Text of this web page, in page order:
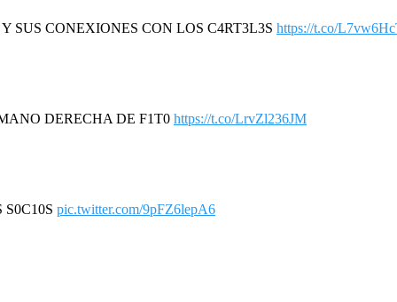
SUS CONEXIONES CON LOS C4RT3L3S https://t.co/
DERECHA DE F1T0 https://t.co/LrvZl236JM
pic.twitter.com/9pFZ6lepA6